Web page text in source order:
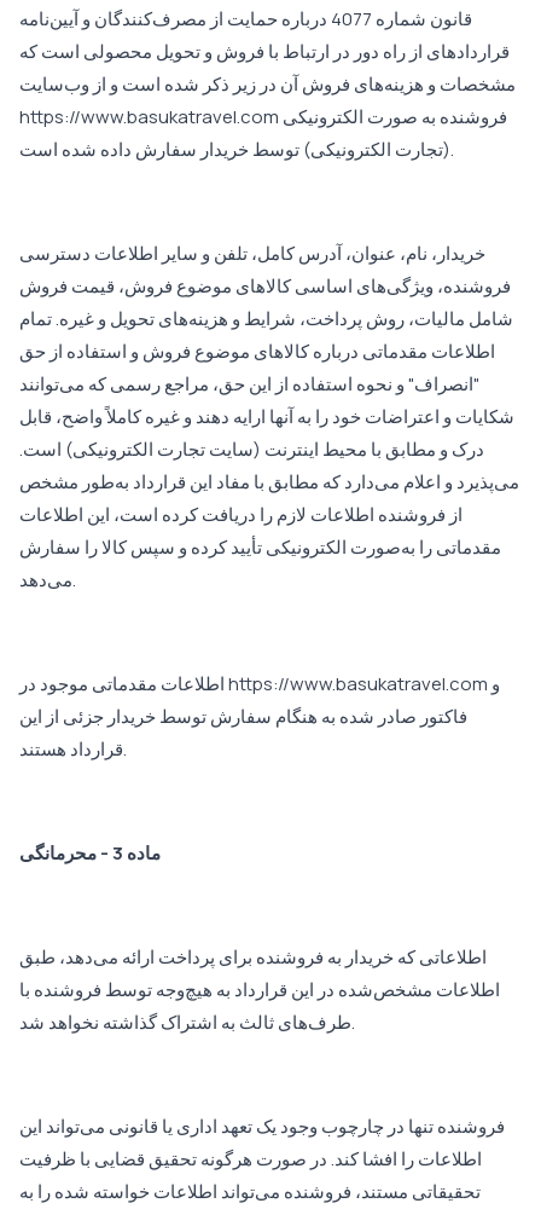
قانون شماره 4077 درباره حمایت از مصرف‌کنندگان و آیین‌نامه
قراردادهای از راه دور در ارتباط با فروش و تحویل محصولی است که
مشخصات و هزینه‌های فروش آن در زیر ذکر شده است و از وب‌سایت
https://www.basukatravel.com فروشنده به صورت الکترونیکی
(تجارت الکترونیکی) توسط خریدار سفارش داده شده است.
خریدار، نام، عنوان، آدرس کامل، تلفن و سایر اطلاعات دسترسی
فروشنده، ویژگی‌های اساسی کالاهای موضوع فروش، قیمت فروش
شامل مالیات، روش پرداخت، شرایط و هزینه‌های تحویل و غیره. تمام
اطلاعات مقدماتی درباره کالاهای موضوع فروش و استفاده از حق
"انصراف" و نحوه استفاده از این حق، مراجع رسمی که می‌توانند
شکایات و اعتراضات خود را به آنها ارایه دهند و غیره کاملاً واضح، قابل
درک و مطابق با محیط اینترنت (سایت تجارت الکترونیکی) است.
می‌پذیرد و اعلام می‌دارد که مطابق با مفاد این قرارداد به‌طور مشخص
از فروشنده اطلاعات لازم را دریافت کرده است، این اطلاعات
مقدماتی را به‌صورت الکترونیکی تأیید کرده و سپس کالا را سفارش
می‌دهد.
اطلاعات مقدماتی موجود در https://www.basukatravel.com و
فاکتور صادر شده به هنگام سفارش توسط خریدار جزئی از این
قرارداد هستند.
ماده 3 - محرمانگی
اطلاعاتی که خریدار به فروشنده برای پرداخت ارائه می‌دهد، طبق
اطلاعات مشخص‌شده در این قرارداد به هیچ‌وجه توسط فروشنده با
طرف‌های ثالث به اشتراک گذاشته نخواهد شد.
فروشنده تنها در چارچوب وجود یک تعهد اداری یا قانونی می‌تواند این
اطلاعات را افشا کند. در صورت هرگونه تحقیق قضایی با ظرفیت
تحقیقاتی مستند، فروشنده می‌تواند اطلاعات خواسته شده را به